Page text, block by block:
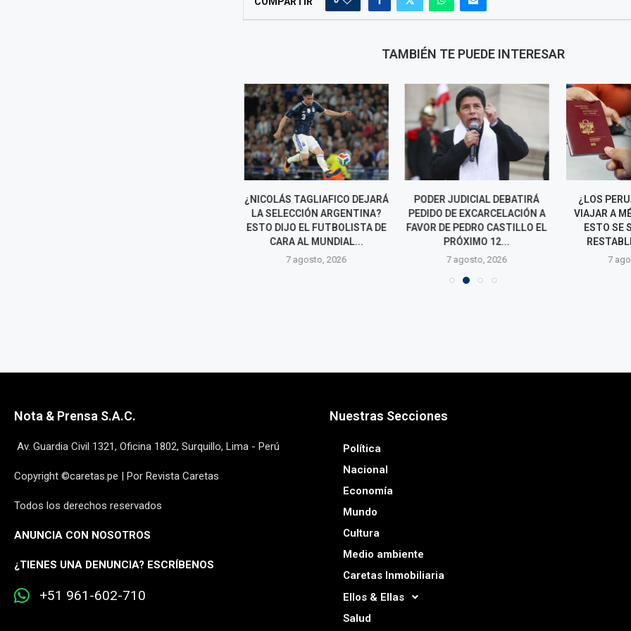
TAMBIÉN TE PUEDE INTERESAR
¿NICOLÁS TAGLIAFICO DEJARÁ
LA SELECCIÓN ARGENTINA?
ESTO DIJO EL FUTBOLISTA DE
CARA AL MUNDIAL...
7 agosto, 2026
PODER JUDICIAL DEBATIRÁ
PEDIDO DE EXCARCELACIÓN A
FAVOR DE PEDRO CASTILLO EL
PRÓXIMO 12...
7 agosto, 2026
¿LOS
VIAJAR A
ESTO SE
7
Nota & Prensa S.A.C.
Av. Guardia Civil 1321, Oficina 1802, Surquillo, Lima - Perú
Copyright ©caretas.pe | Por Revista Caretas
Todos los derechos reservados
ANUNCIA CON NOSOTROS
¿TIENES UNA DENUNCIA? ESCRÍBENOS
+51 961-602-710
Nuestras Secciones
Política
Nacional
Economía
Mundo
Cultura
Medio ambiente
Caretas Inmobiliaria
Ellos & Ellas
Salud